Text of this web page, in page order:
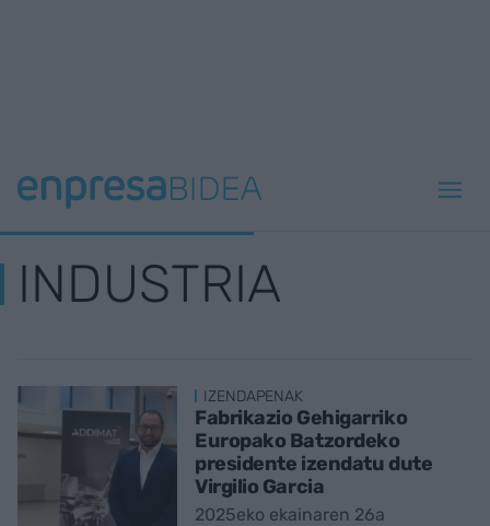
INDUSTRIA
IZENDAPENAK
Fabrikazio Gehigarriko
Europako Batzordeko
presidente izendatu dute
Virgilio Garcia
2025eko ekainaren 26a